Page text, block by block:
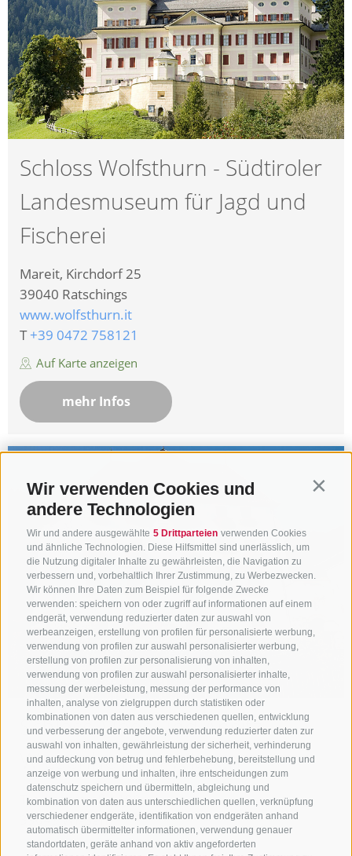
Wir verwenden Cookies und
andere Technologien
Wir und andere ausgewählte 5 Drittparteien verwenden Cookies
und ähnliche Technologien. Diese Hilfsmittel sind unerlässlich, um
die Nutzung digitaler Inhalte zu gewährleisten, die Navigation zu
verbessern und, vorbehaltlich Ihrer Zustimmung, zu Werbezwecken.
Wir können Ihre Daten zum Beispiel für folgende Zwecke
verwenden: speichern von oder zugriff auf informationen auf einem
endgerät, verwendung reduzierter daten zur auswahl von
werbeanzeigen, erstellung von profilen für personalisierte werbung,
verwendung von profilen zur auswahl personalisierter werbung,
erstellung von profilen zur personalisierung von inhalten,
verwendung von profilen zur auswahl personalisierter inhalte,
messung der werbeleistung, messung der performance von
inhalten, analyse von zielgruppen durch statistiken oder
kombinationen von daten aus verschiedenen quellen, entwicklung
und verbesserung der angebote, verwendung reduzierter daten zur
auswahl von inhalten, gewährleistung der sicherheit, verhinderung
und aufdeckung von betrug und fehlerbehebung, bereitstellung und
anzeige von werbung und inhalten, ihre entscheidungen zum
datenschutz speichern und übermitteln, abgleichung und
kombination von daten aus unterschiedlichen quellen, verknüpfung
verschiedener endgeräte, identifikation von endgeräten anhand
automatisch übermittelter informationen, verwendung genauer
standortdaten, geräte anhand von aktiv angeforderten
Schloss Wolfsthurn - Südtiroler
Landesmuseum für Jagd und
Fischerei
Mareit, Kirchdorf 25
39040 Ratschings
www.wolfsthurn.it
T+39 0472 758121
Auf Karte anzeigen
mehr Infos
Schloss Moos und Ansitz
Wiesenheim in Wiesen
Trautsonstraße 190
39049 Wiesen
www.sterzing.com